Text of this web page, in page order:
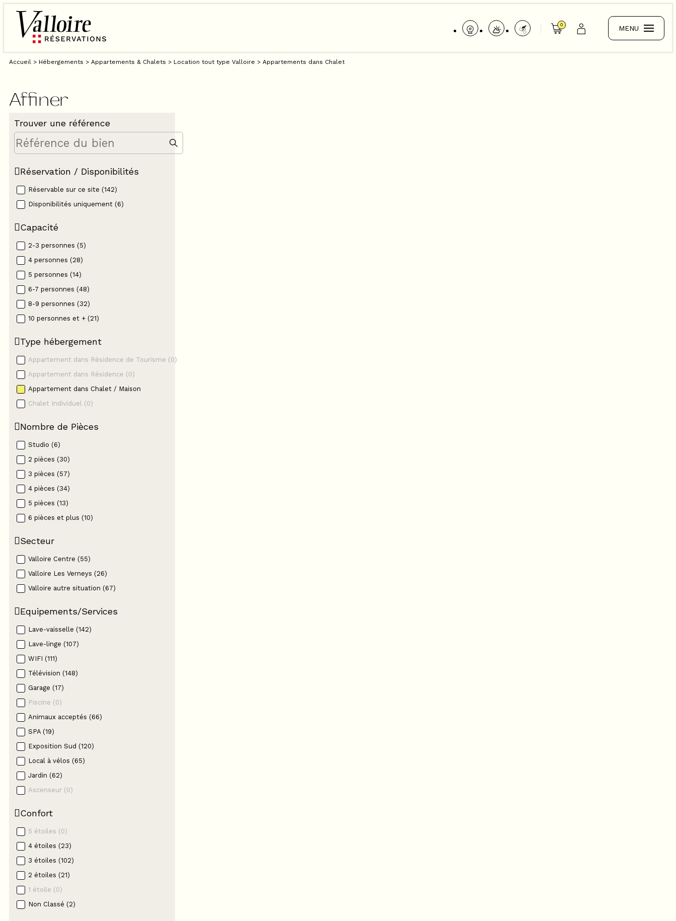
0 MENU
Accueil > Hébergements > Appartements & Chalets > Location tout type Valloire > Appartements dans Chalet
Affiner
Trouver une référence
Réservation / Disponibilités
Réservable sur ce site (142)
Disponibilités uniquement (6)
Capacité
2-3 personnes (5)
4 personnes (28)
5 personnes (14)
6-7 personnes (48)
8-9 personnes (32)
10 personnes et + (21)
Type hébergement
Appartement dans Résidence de Tourisme (0)
Appartement dans Résidence (0)
Appartement dans Chalet / Maison
Chalet Individuel (0)
Nombre de Pièces
Studio (6)
2 pièces (30)
3 pièces (57)
4 pièces (34)
5 pièces (13)
6 pièces et plus (10)
Secteur
Valloire Centre (55)
Valloire Les Verneys (26)
Valloire autre situation (67)
Equipements/Services
Lave-vaisselle (142)
Lave-linge (107)
WIFI (111)
Télévision (148)
Garage (17)
Piscine (0)
Animaux acceptés (66)
SPA (19)
Exposition Sud (120)
Local à vélos (65)
Jardin (62)
Ascenseur (0)
Confort
5 étoiles (0)
4 étoiles (23)
3 étoiles (102)
2 étoiles (21)
1 étoile (0)
Non Classé (2)